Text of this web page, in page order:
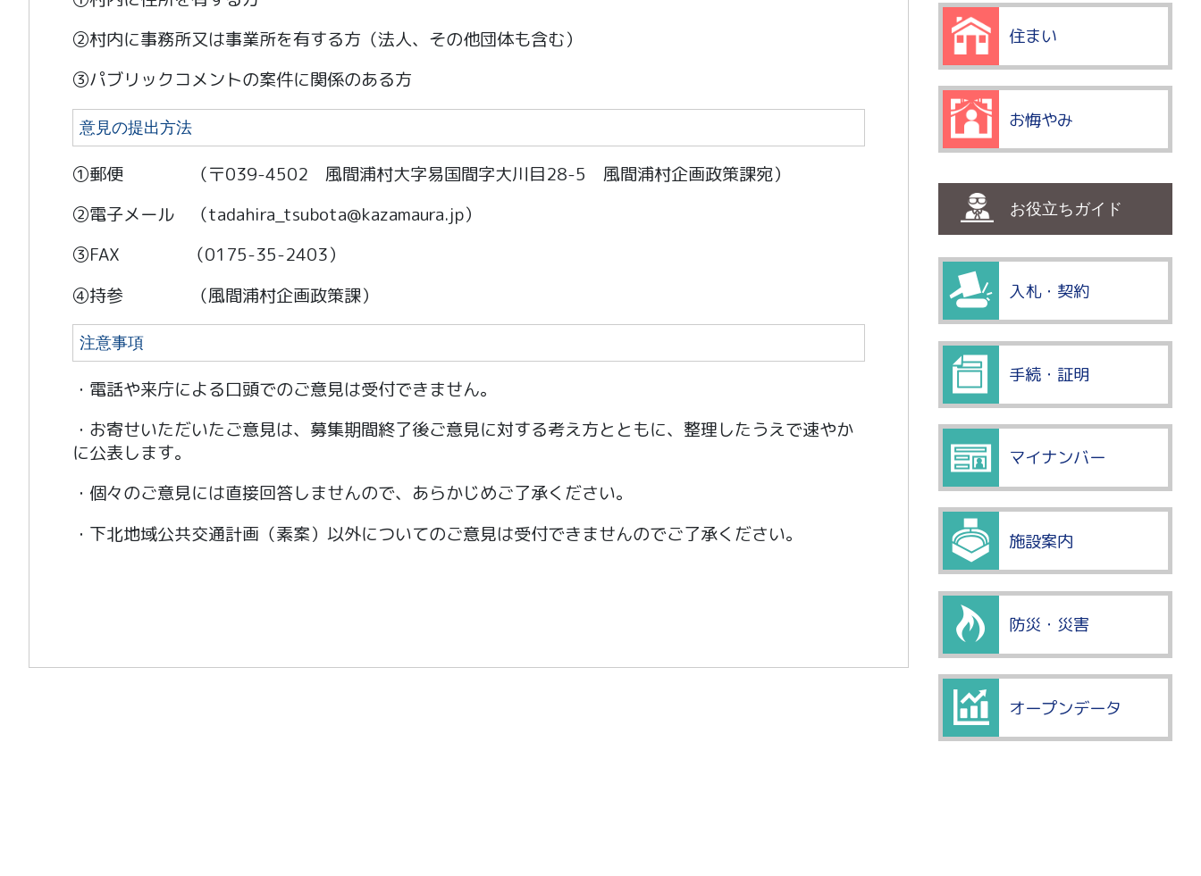
②村内に事務所又は事業所を有する方（法人、その他団体も含む）
③パブリックコメントの案件に関係のある方
意見の提出方法
①郵便 （〒039-4502 風間浦村大字易国間字大川目28-5 風間浦村企画政策課宛）
②電子メール （tadahira_tsubota@kazamaura.jp）
③FAX （0175-35-2403）
④持参 （風間浦村企画政策課）
注意事項
・電話や来庁による口頭でのご意見は受付できません。
・お寄せいただいたご意見は、募集期間終了後ご意見に対する考え方とともに、整理したうえで速やか
に公表します。
・個々のご意見には直接回答しませんので、あらかじめご了承ください。
・下北地域公共交通計画（素案）以外についてのご意見は受付できませんのでご了承ください。
住まい
お悔やみ
お役立ちガイド
入札・契約
手続・証明
マイナンバー
施設案内
防災・災害
オープンデータ